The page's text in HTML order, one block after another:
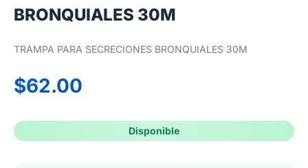
BRONQUIALES 30M
TRAMPA PARA SECRECIONES BRONQUIALES 30M
$62.00
Disponible